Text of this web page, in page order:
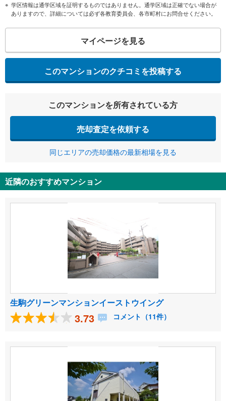
学区情報は通学区域を証明するものではありません。通学区域は正確でない場合が
ありますので、詳細については必ず各教育委員会、各市町村にお問合せください。
マイページを見る
このマンションのクチコミを投稿する
このマンションを所有されている方
売却査定を依頼する
同じエリアの売却価格の最新相場を見る
近隣のおすすめマンション
生駒グリーンマンションイーストウイング
3.73 コメント（11件）